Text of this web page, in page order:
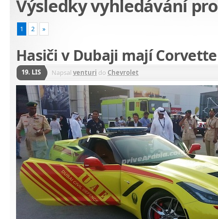
Výsledky vyhledávání
1 2 »
Hasiči v Dubaji mají
19. LIS Napsal venturi do Chevrolet